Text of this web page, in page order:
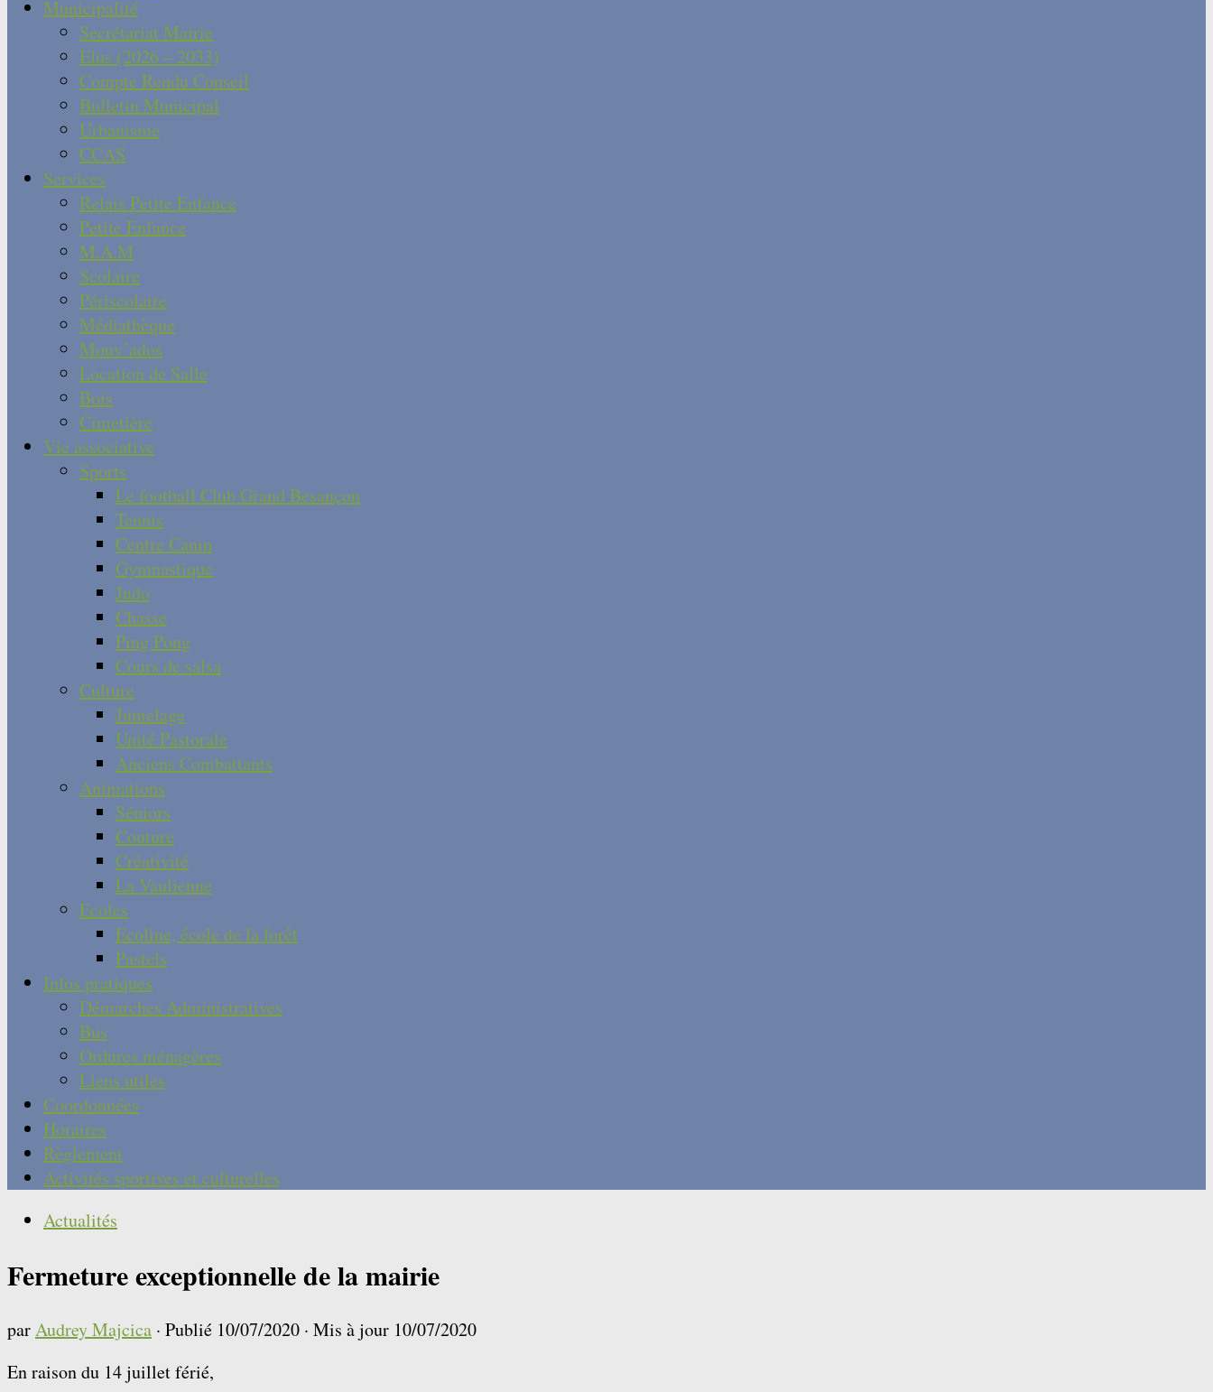
Municipalité
Secrétariat Mairie
Elus (2026 – 2033)
Compte Rendu Conseil
Bulletin Municipal
Urbanisme
CCAS
Services
Relais Petite Enfance
Petite Enfance
M.A.M
Scolaire
Périscolaire
Médiathèque
Mouv’ados
Location de Salle
Bois
Cimetière
Vie associative
Sports
Le football Club Grand Besançon
Tennis
Centre Canin
Gymnastique
Judo
Chasse
Ping Pong
Cours de salsa
Culture
Jumelage
Unité Pastorale
Anciens Combattants
Animations
Séniors
Couture
Créativité
La Vaulienne
Ecoles
Ecoline, école de la forêt
Pastels
Infos pratiques
Démarches Administratives
Bus
Ordures ménagères
Liens utiles
Coordonnées
Horaires
Règlement
Activités sportives et culturelles
Actualités
Fermeture exceptionnelle de la mairie
parAudrey Majcica · Publié 10/07/2020 · Mis à jour 10/07/2020
En raison du 14 juillet férié,